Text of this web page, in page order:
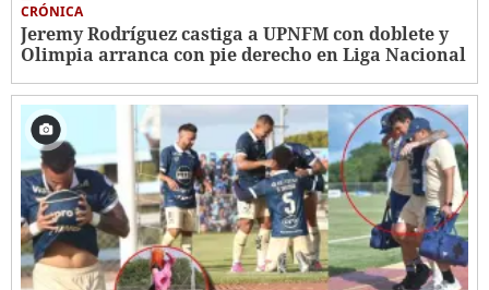
CRÓNICA
Jeremy Rodríguez castiga a UPNFM con doblete y
Olimpia arranca con pie derecho en Liga Nacional